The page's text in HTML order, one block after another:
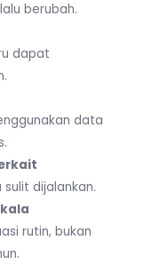
berubah.
dapat
data
dijalankan.
rutin, bukan